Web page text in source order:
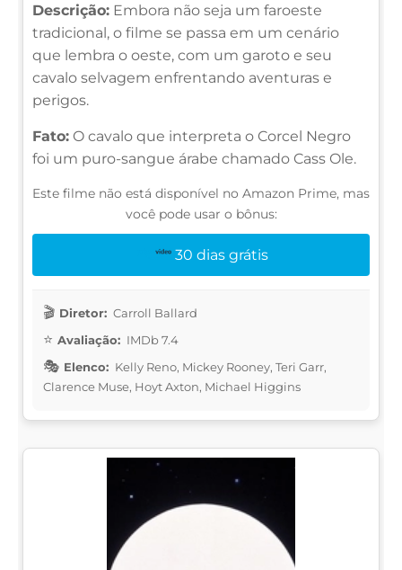
Descrição: Embora não seja um faroeste
tradicional, o filme se passa em um cenário
que lembra o oeste, com um garoto e seu
cavalo selvagem enfrentando aventuras e
perigos.
Fato: O cavalo que interpreta o Corcel Negro
foi um puro-sangue árabe chamado Cass Ole.
Este filme não está disponível no Amazon Prime, mas
você pode usar o bônus:
30 dias grátis
Diretor: Carroll Ballard
Avaliação: IMDb 7.4
Elenco: Kelly Reno, Mickey Rooney, Teri Garr,
Clarence Muse, Hoyt Axton, Michael Higgins